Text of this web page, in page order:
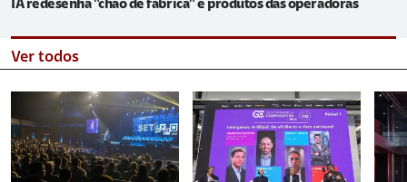
IA redesenha "chão de fábrica" e produtos das operadoras
Ver todos